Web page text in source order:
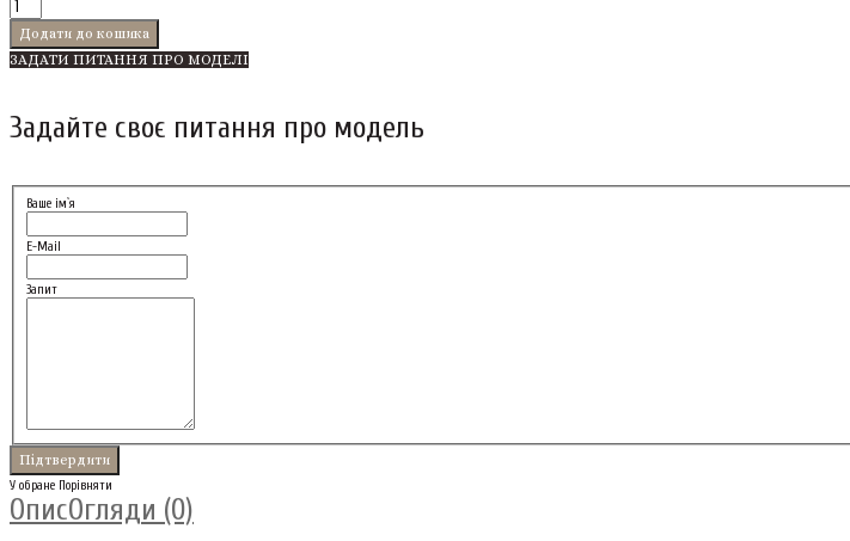
ЗАДАТИ ПИТАННЯ ПРО МОДЕЛІ
Задайте своє питання про модель
Ваше ім`я
E-Mail
Запит
У обране Порівняти
ОписОгляди (0)